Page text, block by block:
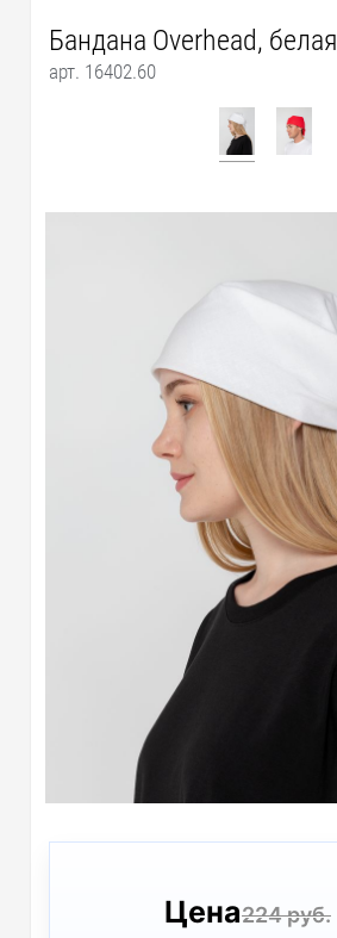
Бандана Overhead, белая
арт. 16402.60
Цена224 руб.